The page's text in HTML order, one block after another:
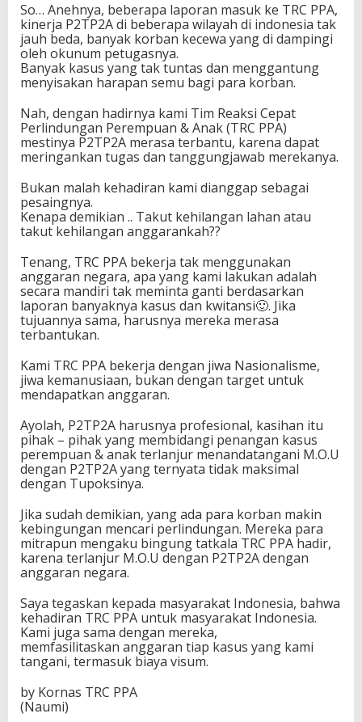
So… Anehnya, beberapa laporan masuk ke TRC PPA,
kinerja P2TP2A di beberapa wilayah di indonesia tak
jauh beda, banyak korban kecewa yang di dampingi
oleh okunum petugasnya.
Banyak kasus yang tak tuntas dan menggantung
menyisakan harapan semu bagi para korban.
Nah, dengan hadirnya kami Tim Reaksi Cepat
Perlindungan Perempuan & Anak (TRC PPA)
mestinya P2TP2A merasa terbantu, karena dapat
meringankan tugas dan tanggungjawab merekanya.
Bukan malah kehadiran kami dianggap sebagai
pesaingnya.
Kenapa demikian .. Takut kehilangan lahan atau
takut kehilangan anggarankah??
Tenang, TRC PPA bekerja tak menggunakan
anggaran negara, apa yang kami lakukan adalah
secara mandiri tak meminta ganti berdasarkan
laporan banyaknya kasus dan kwitansi🙂. Jika
tujuannya sama, harusnya mereka merasa
terbantukan.
Kami TRC PPA bekerja dengan jiwa Nasionalisme,
jiwa kemanusiaan, bukan dengan target untuk
mendapatkan anggaran.
Ayolah, P2TP2A harusnya profesional, kasihan itu
pihak – pihak yang membidangi penangan kasus
perempuan & anak terlanjur menandatangani M.O.U
dengan P2TP2A yang ternyata tidak maksimal
dengan Tupoksinya.
Jika sudah demikian, yang ada para korban makin
kebingungan mencari perlindungan. Mereka para
mitrapun mengaku bingung tatkala TRC PPA hadir,
karena terlanjur M.O.U dengan P2TP2A dengan
anggaran negara.
Saya tegaskan kepada masyarakat Indonesia, bahwa
kehadiran TRC PPA untuk masyarakat Indonesia.
Kami juga sama dengan mereka,
memfasilitaskan anggaran tiap kasus yang kami
tangani, termasuk biaya visum.
by Kornas TRC PPA
(Naumi)